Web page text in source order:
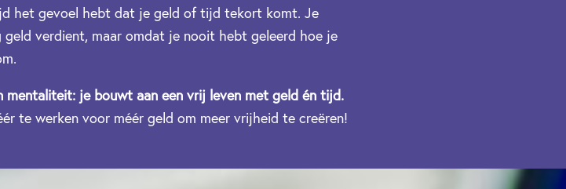
het gevoel hebt dat je geld of tijd tekort komt. Je
verdient, maar omdat je nooit hebt geleerd hoe je
mentaliteit: je bouwt aan een vrij leven met geld én tijd.
te werken voor méér geld om meer vrijheid te creëren!